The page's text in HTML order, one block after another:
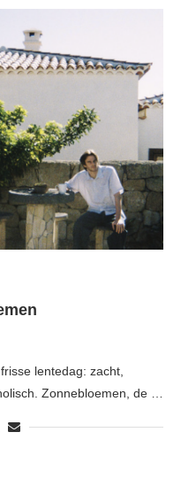
lentedag: zacht,
Zonnebloemen, de …